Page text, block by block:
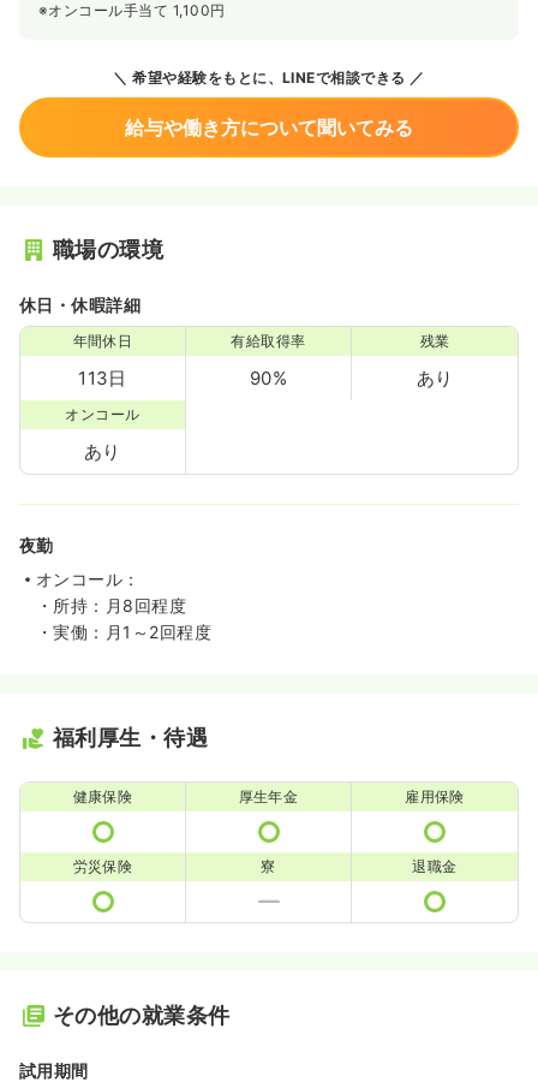
※オンコール手当て 1,100円
希望や経験をもとに、LINEで相談できる
給与や働き方について聞いてみる
職場の環境
休日・休暇詳細
年間休日
113日
有給取得率
90%
残業
あり
オンコール
あり
夜勤
オンコール：
・所持：月8回程度
・実働：月1～2回程度
福利厚生・待遇
健康保険 厚生年金 雇用保険
労災保険 寮 退職金
その他の就業条件
試用期間